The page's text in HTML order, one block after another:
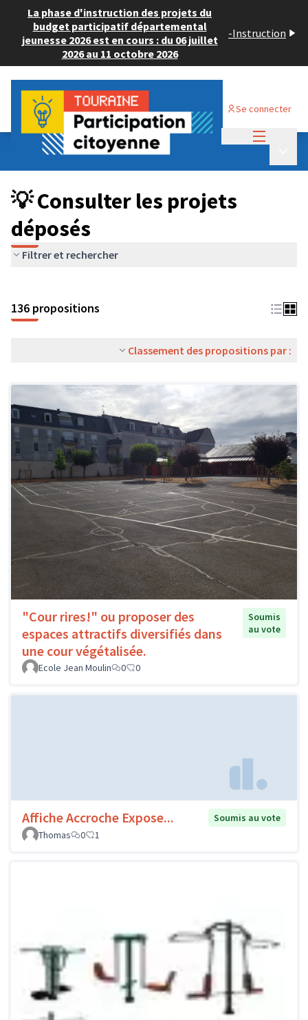
La phase d'instruction des projets du
budget participatif départemental
jeunesse 2026 est en cours : du 06 juillet
2026 au 11 octobre 2026
-Instruction
Se connecter
Budget Participatif JEUNESSE 2024
💡 Consulter les projets déposés
💡 Consulter les projets
déposés
Filtrer et rechercher
136 propositions
Classement des propositions par :
"Cour rires!" ou proposer des
espaces attractifs diversifiés dans
une cour végétalisée.
Soumis
au vote
Ecole Jean Moulin 0 0
Affiche Accroche Expose...
Soumis au vote
Thomas
0 1